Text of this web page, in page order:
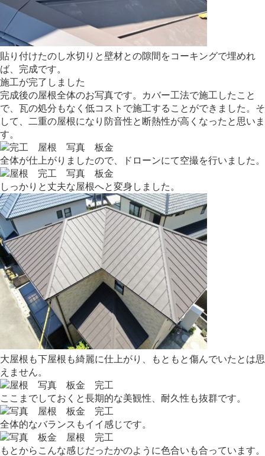
貼り付けたのし水切りと壁材との隙間をコーキングで埋めれ
ば、完成です。
施工が完了しました
完成後の屋根全体のお写真です。カバー工法で施工したこと
で、 瓦の処分もなく低コストで施工することができました。そ
して、
二重の屋根になり防音性と断熱性が高くなったと思いま
す。
全体が仕上がりましたので、ドローンにて空撮を行いました。
しっかりと丈夫な屋根へと変身しました。
大屋根も下屋根も綺麗に仕上がり、もともと傷んでいたとは思
えません。
ここまでしておくと長期的な美観性、耐久性も抜群です。
全体的なバランスもイイ感じです。
もとからこんな感じだったかのように色合いも合っています。